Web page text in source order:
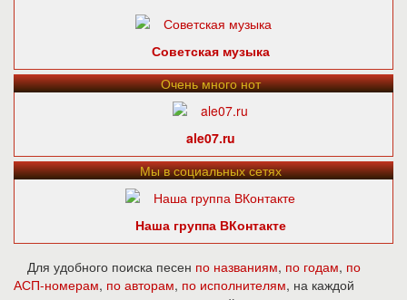
Советская музыка
Очень много нот
ale07.ru
Мы в социальных сетях
Наша группа ВКонтакте
Для удобного поиска песен по названиям, по годам, по
АСП-номерам, по авторам, по исполнителям, на каждой